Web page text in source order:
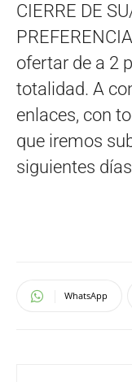
CIERRE DE
ofertar de a 2
totalidad. A
enlaces, con
que iremos
siguientes
WhatsApp